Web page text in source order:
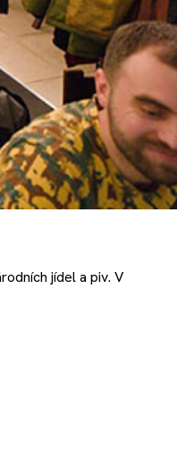
jídel a piv. V